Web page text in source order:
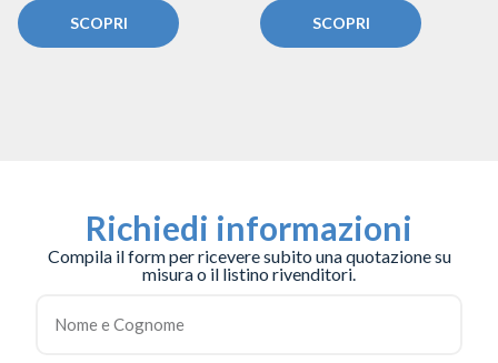
SCOPRI
SCOPRI
Richiedi informazioni
Compila il form per ricevere subito una quotazione su
misura o il listino rivenditori.